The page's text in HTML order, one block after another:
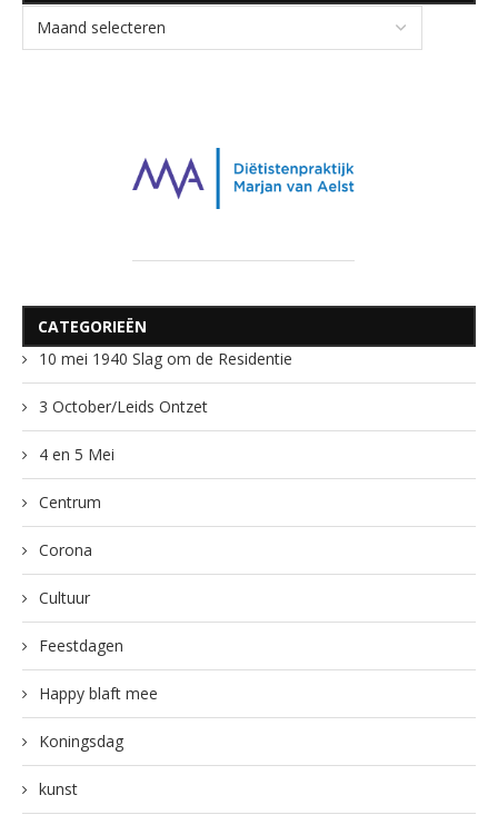
CATEGORIEËN
10 mei 1940 Slag om de Residentie
3 October/Leids Ontzet
4 en 5 Mei
Centrum
Corona
Cultuur
Feestdagen
Happy blaft mee
Koningsdag
kunst